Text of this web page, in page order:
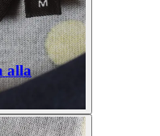
alla